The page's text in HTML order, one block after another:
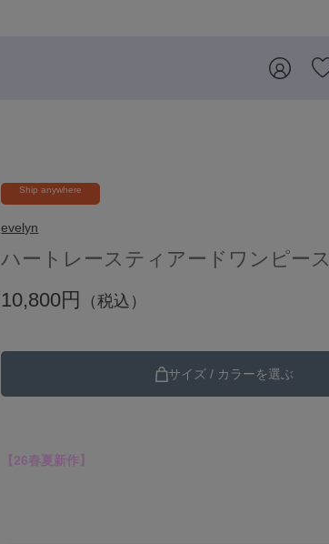
Ship anywhere
evelyn
ハートレースティアードワンピース
10,800円
（税込）
サイズ / カラーを選ぶ
【26春夏新作】